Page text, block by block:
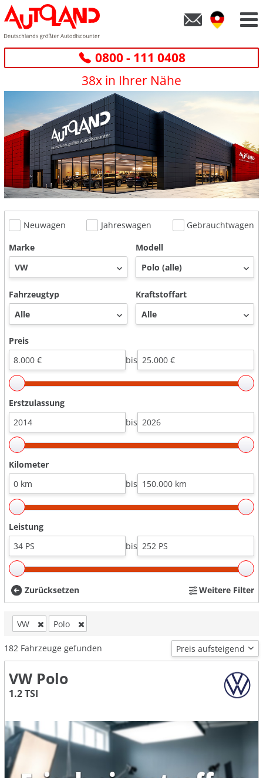
0800 - 111 0408
38x in Ihrer Nähe
Neuwagen Jahreswagen
Gebrauchtwagen
Marke
Modell
Fahrzeugtyp Kraftstoffart
Preis
bis
Erstzulassung
bis
Kilometer
bis
Leistung
bis
Zurücksetzen Weitere Filter
VW Polo
182 Fahrzeuge gefunden
VW Polo
1.2 TSI